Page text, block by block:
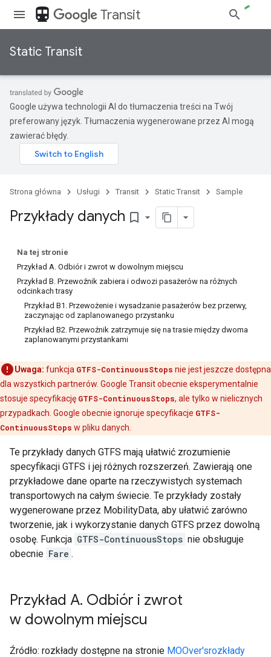
directions_transit Transit
Static Transit
Google używa technologii AI do tłumaczenia treści na Twój
preferowany język. Tłumaczenia wygenerowane przez AI mogą
zawierać błędy.
Strona główna Usługi Transit Static Transit Sample
Przykłady danych bookmark_border
Na tej stronie
Przykład A. Odbiór i zwrot w dowolnym miejscu
Przykład B. Przewoźnik zabiera i odwozi pasażerów na różnych
odcinkach trasy
Przykład B1. Przewożenie i wysadzanie pasażerów bez przerwy,
zaczynając od zaplanowanego przystanku
Przykład B2. Przewoźnik zatrzymuje się na trasie między dwoma
zaplanowanymi przystankami
Uwaga: funkcja GTFS-ContinuousStops nie jest jeszcze dostępna
dla wszystkich partnerów. Google Transit obecnie eksperymentalnie
stosuje specyfikację GTFS-ContinuousStops, ale tylko w nielicznych
przypadkach. Google obecnie ignoruje specyfikacje GTFS-
ContinuousStops w pliku danych.
Te przykłady danych GTFS mają ułatwić zrozumienie
specyfikacji GTFS i jej różnych rozszerzeń. Zawierają one
przykładowe dane oparte na rzeczywistych systemach
transportowych na całym świecie. Te przykłady zostały
wygenerowane przez MobilityData, aby ułatwić zarówno
tworzenie, jak i wykorzystanie danych GTFS przez dowolną
osobę. Funkcja GTFS-ContinuousStops nie obsługuje
obecnie Fare .
Przykład A. Odbiór i zwrot
w dowolnym miejscu
Źródło: rozkłady dostępne na stronie MOOver'srozkłady